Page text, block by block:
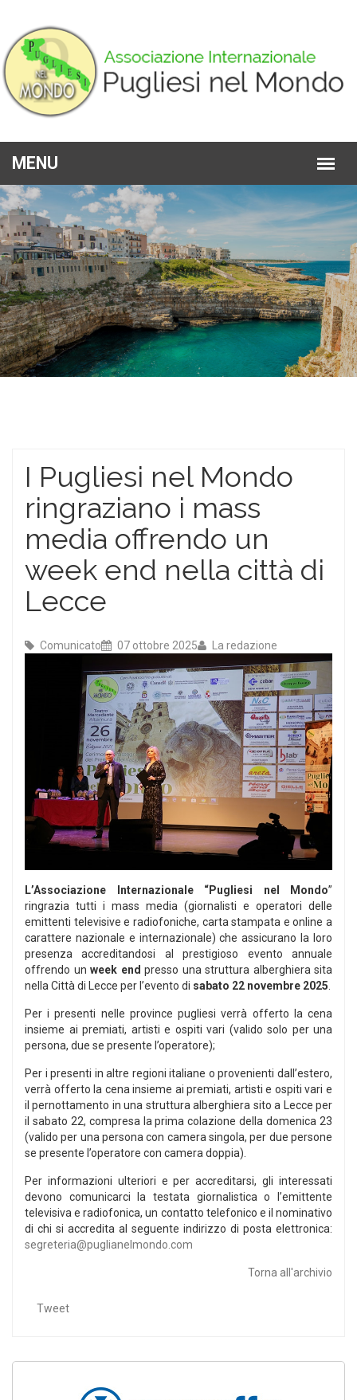
I Pugliesi nel Mondo
ringraziano i mass
media offrendo un
week end nella città di
Lecce
Comunicato 07 ottobre 2025 La redazione
L’Associazione Internazionale “Pugliesi nel Mondo”
ringrazia tutti i mass media (giornalisti e operatori delle
emittenti televisive e radiofoniche, carta stampata e online a
carattere nazionale e internazionale) che assicurano la loro
presenza accreditandosi al prestigioso evento annuale
offrendo un week end presso una struttura alberghiera sita
nella Città di Lecce per l’evento di sabato 22 novembre 2025.
Per i presenti nelle province pugliesi verrà offerto la cena
insieme ai premiati, artisti e ospiti vari (valido solo per una
persona, due se presente l’operatore);
Per i presenti in altre regioni italiane o provenienti dall’estero,
verrà offerto la cena insieme ai premiati, artisti e ospiti vari e
il pernottamento in una struttura alberghiera sito a Lecce per
il sabato 22, compresa la prima colazione della domenica 23
(valido per una persona con camera singola, per due persone
se presente l’operatore con camera doppia).
Per informazioni ulteriori e per accreditarsi, gli interessati
devono comunicarci la testata giornalistica o l’emittente
televisiva e radiofonica, un contatto telefonico e il nominativo
di chi si accredita al seguente indirizzo di posta elettronica:
segreteria@puglianelmondo.com
Torna all'archivio
Tweet